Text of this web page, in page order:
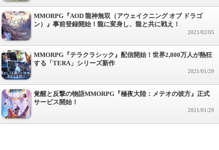
MMORPG『AOD 龍神無双（アウェイクニング オブ ドラゴ
ン）』事前登録開始！龍に変身し、龍と共に戦え！
2021/02/05
MMORPG『テラクラシック』配信開始！世界2,800万人が熱狂
する「TERA」シリーズ新作
2021/01/29
覚醒と反撃の物語MMORPG『極夜大陸：メテオの彼方』正式
サービス開始！
2021/01/29